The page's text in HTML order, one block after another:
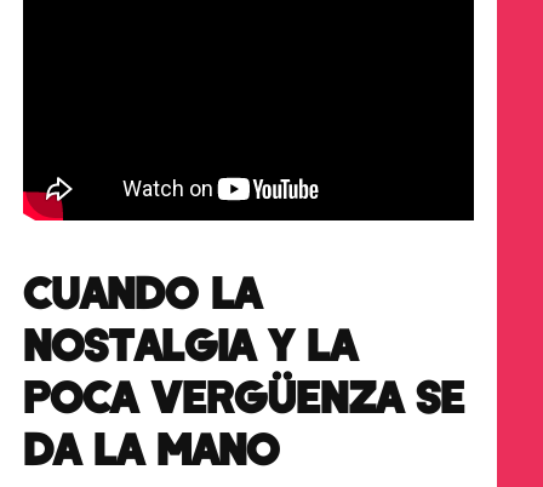
CUANDO LA
NOSTALGIA Y LA
POCA VERGÜENZA SE
DA LA MANO